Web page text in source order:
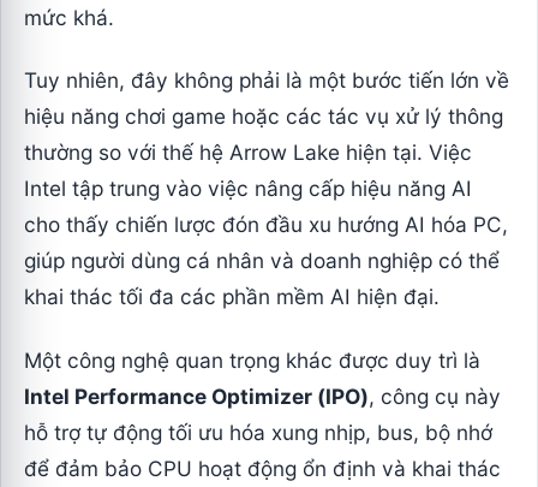
mức khá.
Tuy nhiên, đây không phải là một bước tiến lớn về
hiệu năng chơi game hoặc các tác vụ xử lý thông
thường so với thế hệ Arrow Lake hiện tại. Việc
Intel tập trung vào việc nâng cấp hiệu năng AI
cho thấy chiến lược đón đầu xu hướng AI hóa PC,
giúp người dùng cá nhân và doanh nghiệp có thể
khai thác tối đa các phần mềm AI hiện đại.
Một công nghệ quan trọng khác được duy trì là
Intel Performance Optimizer (IPO), công cụ này
hỗ trợ tự động tối ưu hóa xung nhịp, bus, bộ nhớ
để đảm bảo CPU hoạt động ổn định và khai thác